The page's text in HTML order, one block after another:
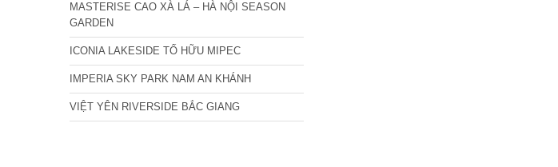
MASTERISE CAO XÀ LÁ – HÀ NỘI SEASON
GARDEN
ICONIA LAKESIDE TỐ HỮU MIPEC
IMPERIA SKY PARK NAM AN KHÁNH
VIỆT YÊN RIVERSIDE BẮC GIANG